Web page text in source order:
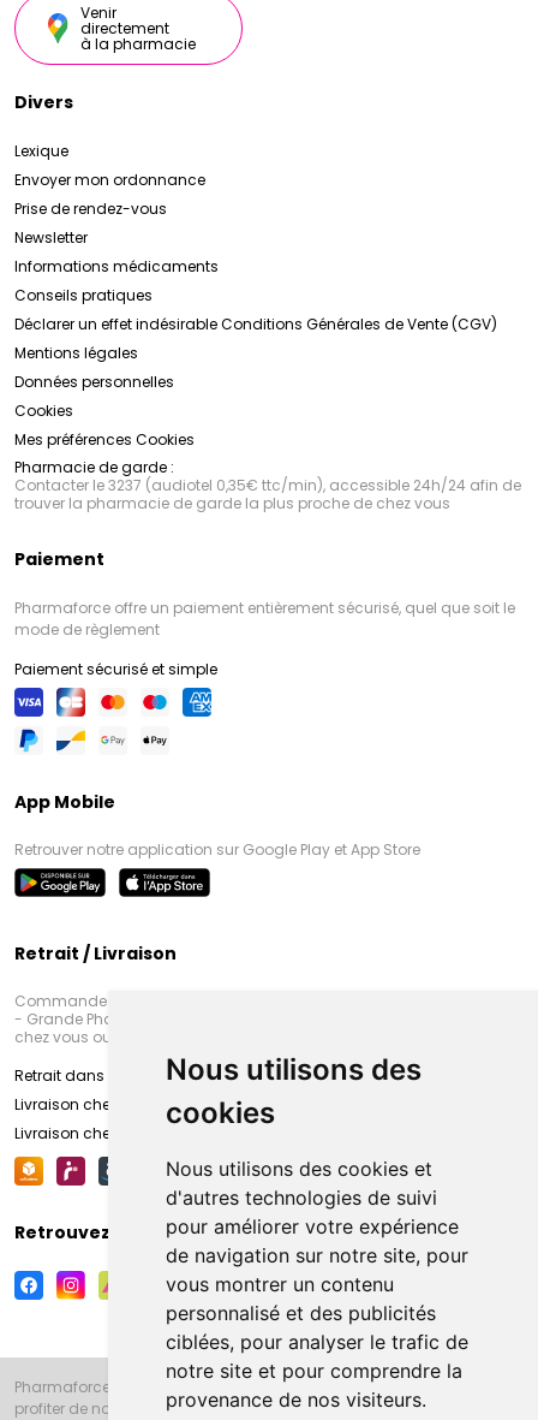
Nous utilisons des
cookies
Nous utilisons des cookies et
d'autres technologies de suivi
pour améliorer votre expérience
de navigation sur notre site, pour
vous montrer un contenu
personnalisé et des publicités
ciblées, pour analyser le trafic de
notre site et pour comprendre la
provenance de nos visiteurs.
Venir
directement
à la pharmacie
Divers
Lexique
Envoyer mon ordonnance
Prise de rendez-vous
Newsletter
Informations médicaments
Conseils pratiques
Déclarer un effet indésirableConditions Générales de Vente (CGV)
Mentions légales
Données personnelles
Cookies
Mes préférences Cookies
Pharmacie de garde :
Contacter le 3237 (audiotel 0,35€ ttc/min), accessible 24h/24 afin de
trouver la pharmacie de garde la plus proche de chez vous
Paiement
Pharmaforce offre un paiement entièrement sécurisé, quel que soit le
mode de règlement
Paiement sécurisé et simple
App Mobile
Retrouver notre application sur Google Play et App Store
Retrait / Livraison
Commandez en ligne et venez chercher votre commande à Amiens
- Grande Pharmacie d’Amiens (Fachon) ou recevez-là rapidement
chez vous ou en point retrait
Retrait dans la pharmacie d’Amiens
Livraison chez vous
Livraison chez votre commerçant
Retrouvez-nous sur vos réseaux sociaux
Pharmaforce.fr et la Grande Pharmacie d’Amiens vous souhaitent de
profiter de notre accueil, de nos conseils pharmaceutiques,